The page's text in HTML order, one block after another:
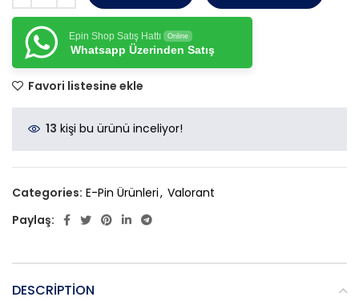
Epin Shop Satış Hattı Online
Whatsapp Üzerinden Satış
Favori listesine ekle
13 kişi bu ürünü inceliyor!
Categories: E-Pin Ürünleri, Valorant
Paylaş:
DESCRIPTION